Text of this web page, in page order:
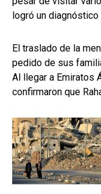
logró un
El traslado de la
pedido de sus
Al llegar a Emiratos
confirmaron que